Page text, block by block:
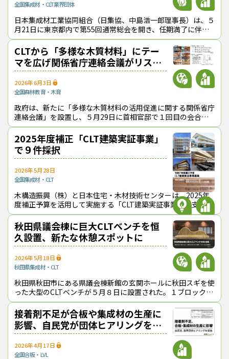
全国集成材・CLT業界団体
日本集成材工業協同組合（日集協、中島浩一郎理事長）は、５
月21日に東京都内で第55回通常総会を開き、任期満了に伴う
役員改選を行って中島理事長を再任した。 中島・日集協理事
長 中島理事長は
CLTから「多様な木質材料」にテー
マを広げ関係省庁連絡会議がリスタ
ート
2026年6月3日
全国森林教育・木育
政府は、新たに「多様な木質材料の活用促進に関する関係省庁
連絡会議」を設置し、５月29日に首相官邸で１回目の会合を
開催した。 同連絡会議は、2016年に立ち上げた「CLT活用促
進に関する関係省庁
2025年度補正「CLT建築実証事業」
で９件採択
2026年5月28日
全国集成材・CLT
木構造振興（株）と日本住宅・木材技術センターは、2025年
度補正予算を活用して実施する「CLT建築実証事業」で支援す
る物件等を決めた。16件の応募があった中から次の９件を採
択した（括弧内は建築主等）
秋田県議会棟に巨大CLTベンチを恒
久設置、新たな休憩スポットに
2026年5月18日
秋田県集成材・CLT
秋田県秋田市にある県議会棟新館の玄関ホールに秋田スギを使
った大型のCLTベンチが５月８日に設置された。１ブロック30
～50kgの部材を計24個連結し、長さ3.6ｍ、高さ1.4ｍに及ぶ
巨大なベンチに仕
接着剤不足が合板や集成材の生産に
影響、自民党が団体ヒアリングを行
う
2026年4月17日
全国合板・LVL